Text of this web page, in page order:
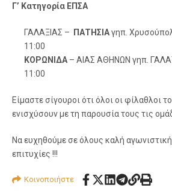
Γ’ Κατηγορία ΕΠΣΑ
ΓΑΛΑΞΙΑΣ – ΠΑΤΗΣΙΑγηπ.
11:00
ΚΟΡΩΝΙΔΑ – ΑΙΑΣ ΑΘΗΝΩΝ γηπ.
11:00
Είμαστε σίγουροι ότι όλοι οι φίλαθλοι
ενισχύσουν με τη παρουσία τους τις
Να ευχηθούμε σε όλους καλή αγωνιστική
επιτυχίες !!!
Κοινοποιήστε